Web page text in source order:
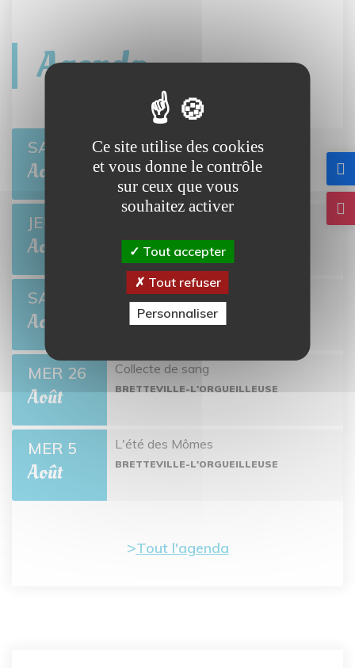
Agenda
SAM 8
Août
Open de pétanque
BRETTEVILLE-L'ORGUEILLEUSE
JEU 13
Août BRETTEVILLE-L'ORGUEILLEUSE
SAM 22
Août
Open de pétanque
BRETTEVILLE-L'ORGUEILLEUSE
MER 26
Août
Collecte de sang
BRETTEVILLE-L'ORGUEILLEUSE
MER 5
Août
L'été des Mômes
BRETTEVILLE-L'ORGUEILLEUSE
Tout l'agenda
Ce site utilise des cookies
et vous donne le contrôle
sur ceux que vous
souhaitez activer
Tout accepter
Tout refuser
Personnaliser